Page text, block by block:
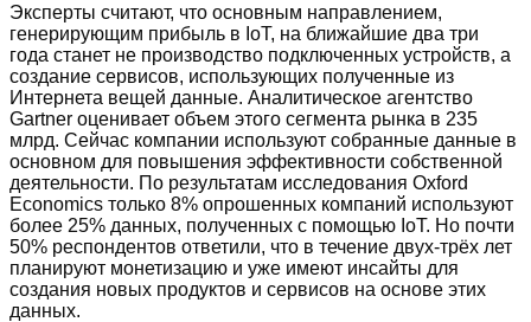
Эксперты считают, что основным направлением,
генерирующим прибыль в IoT, на ближайшие два три
года станет не производство подключенных устройств, а
создание сервисов, использующих полученные из
Интернета вещей данные. Аналитическое агентство
Gartner оценивает объем этого сегмента рынка в 235
млрд. Сейчас компании используют собранные данные в
основном для повышения эффективности собственной
деятельности. По результатам исследования Oxford
Economics только 8% опрошенных компаний используют
более 25% данных, полученных с помощью IoT. Но почти
50% респондентов ответили, что в течение двух-трёх лет
планируют монетизацию и уже имеют инсайты для
создания новых продуктов и сервисов на основе этих
данных.